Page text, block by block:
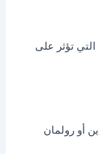
تؤثر على
أو رولمان